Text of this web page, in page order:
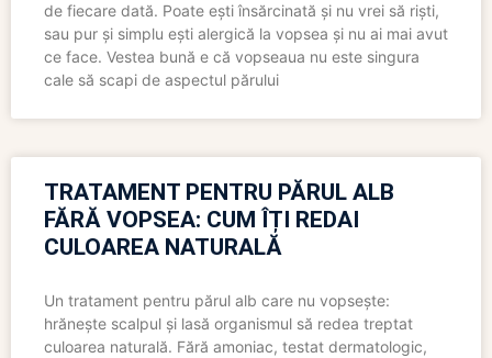
de fiecare dată. Poate ești însărcinată și nu vrei să riști,
sau pur și simplu ești alergică la vopsea și nu ai mai avut
ce face. Vestea bună e că vopseaua nu este singura
cale să scapi de aspectul părului
TRATAMENT PENTRU PĂRUL ALB
FĂRĂ VOPSEA: CUM ÎȚI REDAI
CULOAREA NATURALĂ
Un tratament pentru părul alb care nu vopsește:
hrănește scalpul și lasă organismul să redea treptat
culoarea naturală. Fără amoniac, testat dermatologic,